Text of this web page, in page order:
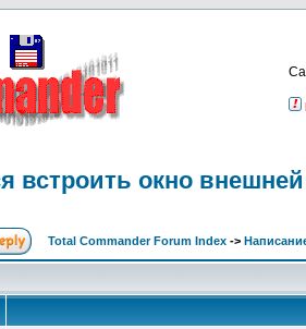
встроить окно
Total Commander Forum Index ->